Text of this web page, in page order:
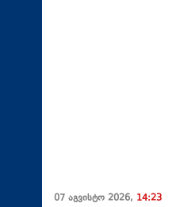
07 აგვისტო 2026, 14:23